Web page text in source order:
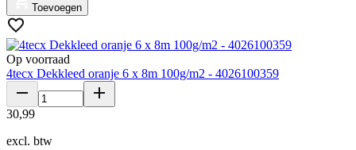
Toevoegen
Op voorraad
4tecx Dekkleed oranje 6 x 8m 100g/m2 - 4026100359
30,99
excl. btw